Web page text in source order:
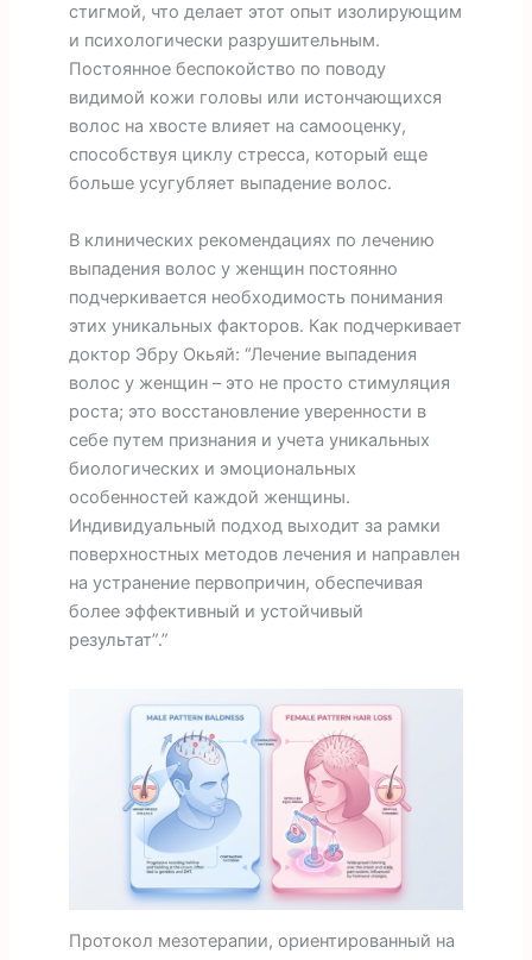
стигмой, что делает этот опыт изолирующим
и психологически разрушительным.
Постоянное беспокойство по поводу
видимой кожи головы или истончающихся
волос на хвосте влияет на самооценку,
способствуя циклу стресса, который еще
больше усугубляет выпадение волос.
В клинических рекомендациях по лечению
выпадения волос у женщин постоянно
подчеркивается необходимость понимания
этих уникальных факторов. Как подчеркивает
доктор Эбру Окьяй: “Лечение выпадения
волос у женщин – это не просто стимуляция
роста; это восстановление уверенности в
себе путем признания и учета уникальных
биологических и эмоциональных
особенностей каждой женщины.
Индивидуальный подход выходит за рамки
поверхностных методов лечения и направлен
на устранение первопричин, обеспечивая
более эффективный и устойчивый
результат”.”
Протокол мезотерапии, ориентированный на